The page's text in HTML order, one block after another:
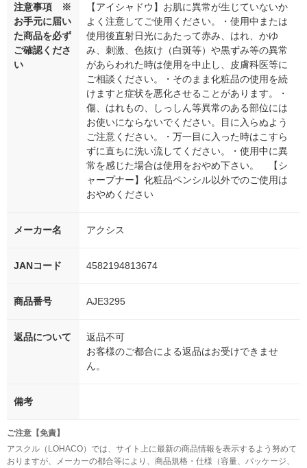
注意事項 ※
お手元に届い
た商品を必ず
ご確認くださ
い
【アイシャドウ】お肌に異常が生じていないか
よく注意してご使用ください。・使用中または
使用後直射日光にあたって赤み、はれ、かゆ
み、刺激、色抜け（白斑等）や黒ずみ等の異常
があらわれた時は使用を中止し、皮膚科医等に
ご相談ください。・そのまま化粧品の使用を続
けますと症状を悪化させることがあります。・
傷、はれもの、しっしん等異常のある部位には
お使いにならないでください。目に入らぬよう
ご注意ください。・万一目に入った時はこすら
ずに直ちに洗い流してください。・使用中に異
常を感じた場合は使用をおやめ下さい。 【シ
ャープナー】化粧品ペンシル以外でのご使用は
おやめください
メーカー名 アクシス
JANコード 4582194813674
商品番号 AJE3295
返品について
返品不可
お客様のご都合による返品はお受けできませ
ん。
備考
ご注意【免責】
アスクル（LOHACO）では、サイト上に最新の商品情報を表示するよう努めて
おりますが、メーカーの都合等により、商品規格・仕様（容量、パッケージ、